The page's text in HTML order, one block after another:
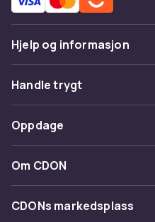
Hjelp og informasjon
Vanlige spørsmål
Spor pakke
Angre & returner her
Kontakt oss
Handle trygt
Betaling
Levering
Tilbakekallinger
Oppdage
Kategorier
Varemerker
Om CDON
Om oss
CDONs markedsplass